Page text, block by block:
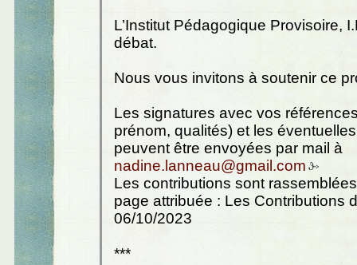
L’Institut Pédagogique Provisoire,
débat.
Nous vous invitons à soutenir ce
Les signatures avec vos
prénom, qualités) et les
peuvent être envoyées par mail à
nadine.lanneau@gmail.com
Les contributions sont
page attribuée : Les Contributions
06/10/2023
***